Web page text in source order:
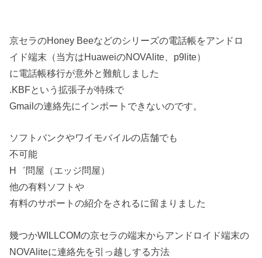
京セラのHoney Beeなどのシリーズの電話帳をアンドロ
イド端末（当方はHuaweiのNOVAlite、p9lite）
に電話帳移行が意外と難航しました
.KBFという拡張子が特殊で
Gmailの連絡先にインポートできないのです。
ソフトバンクやワイモバイルの店舗でも
不可能
H゛問屋（エッジ問屋）
他の有料ソフトや
有料のサポートの紹介をされるに留まりました
幾つかWILLCOMの京セラの端末からアンドロイド端末の
NOVAliteに連絡先を引っ越しする方法